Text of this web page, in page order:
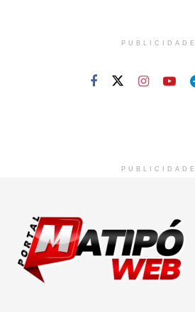
PUBLICIDADE
PUBLICIDADE